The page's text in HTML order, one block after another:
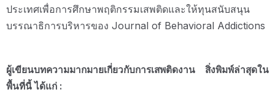
ประเทศเพื่อการศึกษาพฤติกรรมเสพติดและให้ทุนสนับสนุน
บรรณาธิการบริหารของ Journal of Behavioral Addictions
ผู้เขียนบทความมากมายเกี่ยวกับการเสพติดงาน สิ่งพิมพ์ล่าสุดใน
พื้นที่นี้ ได้แก่ :